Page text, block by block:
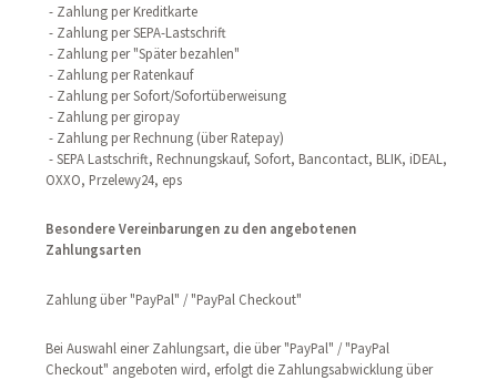
- Zahlung per Kreditkarte
- Zahlung per SEPA-Lastschrift
- Zahlung per "Später bezahlen"
- Zahlung per Ratenkauf
- Zahlung per Sofort/Sofortüberweisung
- Zahlung per giropay
- Zahlung per Rechnung (über Ratepay)
- SEPA Lastschrift, Rechnungskauf, Sofort, Bancontact, BLIK, iDEAL,
OXXO, Przelewy24, eps
Besondere Vereinbarungen zu den angebotenen
Zahlungsarten
Zahlung über "PayPal" / "PayPal Checkout"
Bei Auswahl einer Zahlungsart, die über "PayPal" / "PayPal
Checkout" angeboten wird, erfolgt die Zahlungsabwicklung über